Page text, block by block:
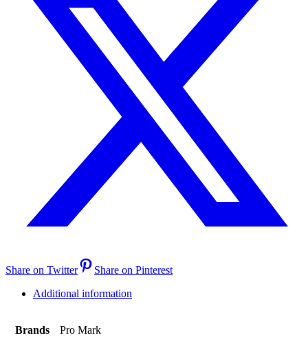
Share on Twitter
Share on Pinterest
Additional information
Brands Pro Mark